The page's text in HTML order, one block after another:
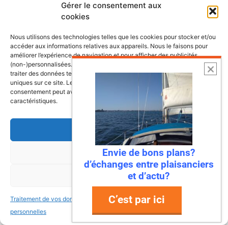
Gérer le consentement aux
cookies
Nous utilisons des technologies telles que les cookies pour stocker et/ou
accéder aux informations relatives aux appareils. Nous le faisons pour
améliorer l’expérience de navigation et pour afficher des publicités
(non-)personnalisées. Consentir à ces technologies nous autorisera à
traiter des données telles que le comportement de navigation ou les ID
uniques sur ce site. Le fait de ne pas consentir ou de retirer son
consentement peut avoir un effet négatif sur certaines fonctonnalités et
caractéristiques.
Accepter
Refuser
Voir les préférences
Traitement de vos données
personnelles
Traitement de vos données
personnelles
Les plus belles escales et croisières de
6 août 2026
Envie de fraicheur ? Larguez les
Envie de bons plans?
d’échanges entre plaisanciers
et d’actu?
C’est par ici